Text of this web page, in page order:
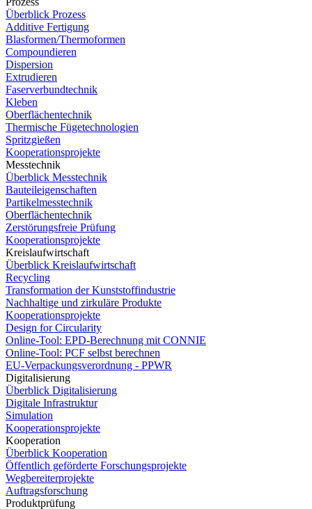
Überblick Prozess
Additive Fertigung
Blasformen/Thermoformen
Compoundieren
Dispersion
Extrudieren
Faserverbundtechnik
Kleben
Oberflächentechnik
Thermische Fügetechnologien
Spritzgießen
Kooperationsprojekte
Messtechnik
Überblick Messtechnik
Bauteileigenschaften
Partikelmesstechnik
Oberflächentechnik
Zerstörungsfreie Prüfung
Kooperationsprojekte
Kreislaufwirtschaft
Überblick Kreislaufwirtschaft
Recycling
Transformation der Kunststoffindustrie
Nachhaltige und zirkuläre Produkte
Kooperationsprojekte
Design for Circularity
Online-Tool: EPD-Berechnung mit CONNIE
Online-Tool: PCF selbst berechnen
EU-Verpackungsverordnung - PPWR
Digitalisierung
Überblick Digitalisierung
Digitale Infrastruktur
Simulation
Kooperationsprojekte
Kooperation
Überblick Kooperation
Öffentlich geförderte Forschungsprojekte
Wegbereiterprojekte
Auftragsforschung
Produktprüfung